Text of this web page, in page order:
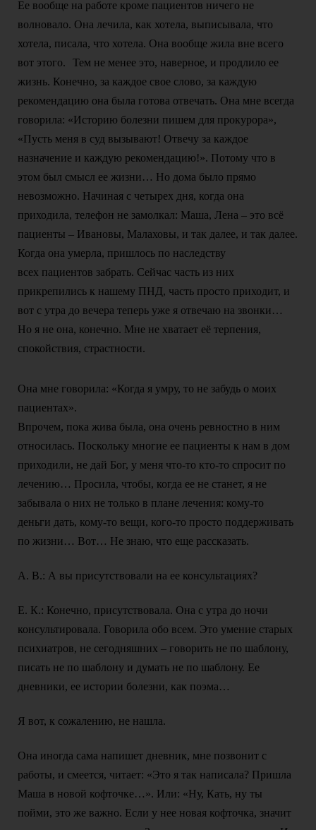
Ее вообще на работе кроме пациентов ничего не
волновало. Она лечила, как хотела, выписывала, что
хотела, писала, что хотела. Она вообще жила вне всего
вот этого.
Тем не менее это, наверное, и продлило ее
жизнь. Конечно, за каждое свое слово, за каждую
рекомендацию она была готова отвечать. Она мне всегда
говорила: «Историю болезни пишем для прокурора»,
«Пусть меня в суд вызывают! Отвечу за каждое
назначение и каждую рекомендацию!». Потому что в
этом был смысл ее жизни… Но дома было прямо
невозможно. Начиная с четырех дня, когда она
приходила, телефон не замолкал: Маша, Лена – это всё
пациенты – Ивановы, Малаховы, и так далее, и так далее.
Когда она умерла, пришлось по наследству
всех пациентов забрать. Сейчас часть из них
прикрепились к нашему ПНД, часть просто приходит, и
вот с утра до вечера теперь уже я отвечаю на звонки…
Но я не она, конечно. Мне не хватает её терпения,
спокойствия, страстности.
Она мне говорила: «Когда я умру, то не забудь о моих
пациентах».
Впрочем, пока жива была, она очень ревностно в ним
относилась. Поскольку многие ее пациенты к нам в дом
приходили, не дай Бог, у меня что-то кто-то спросит по
лечению… Просила, чтобы, когда ее не станет, я не
забывала о них не только в плане лечения: кому-то
деньги дать, кому-то вещи, кого-то просто поддерживать
по жизни… Вот… Не знаю, что еще рассказать.
А. В.: А вы присутствовали на ее консультациях?
Е. К.: Конечно, присутствовала. Она с утра до ночи
консультировала. Говорила обо всем. Это умение старых
психиатров, не сегодняшних – говорить не по шаблону,
писать не по шаблону и думать не по шаблону. Ее
дневники, ее истории болезни, как поэма…
Я вот, к сожалению, не нашла.
Она иногда сама напишет дневник, мне позвонит с
работы, и смеется, читает: «Это я так написала? Пришла
Маша в новой кофточке…». Или: «Ну, Кать, ну ты
пойми, это же важно. Если у нее новая кофточка, значит